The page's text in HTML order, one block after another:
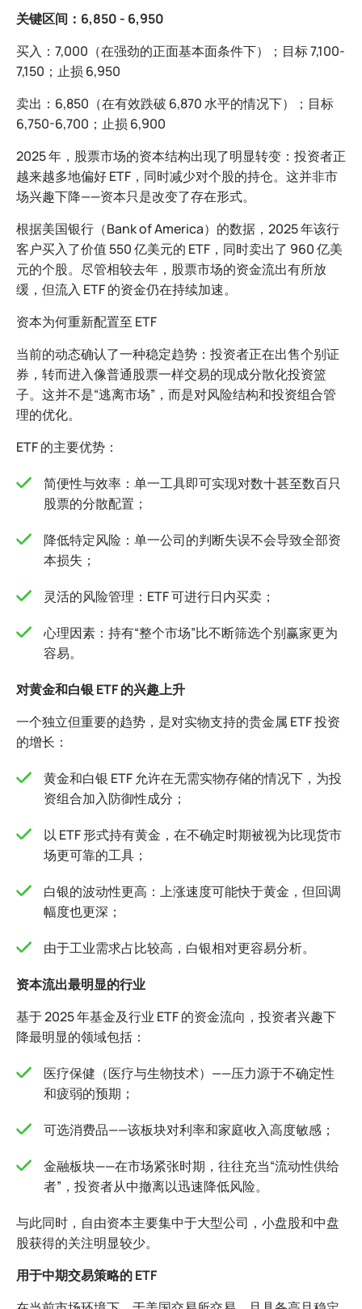
关键区间：6,850 - 6,950
买入：7,000（在强劲的正面基本面条件下）；目标 7,100-
7,150；止损 6,950
卖出：6,850（在有效跌破 6,870 水平的情况下）；目标
6,750-6,700；止损 6,900
2025 年，股票市场的资本结构出现了明显转变：投资者正
越来越多地偏好 ETF，同时减少对个股的持仓。这并非市
场兴趣下降——资本只是改变了存在形式。
根据美国银行（Bank of America）的数据，2025 年该行
客户买入了价值 550 亿美元的 ETF，同时卖出了 960 亿美
元的个股。尽管相较去年，股票市场的资金流出有所放
缓，但流入 ETF 的资金仍在持续加速。
资本为何重新配置至 ETF
当前的动态确认了一种稳定趋势：投资者正在出售个别证
券，转而进入像普通股票一样交易的现成分散化投资篮
子。这并不是“逃离市场”，而是对风险结构和投资组合管
理的优化。
ETF 的主要优势：
简便性与效率：单一工具即可实现对数十甚至数百只
股票的分散配置；
降低特定风险：单一公司的判断失误不会导致全部资
本损失；
灵活的风险管理：ETF 可进行日内买卖；
心理因素：持有“整个市场”比不断筛选个别赢家更为
容易。
对黄金和白银 ETF 的兴趣上升
一个独立但重要的趋势，是对实物支持的贵金属 ETF 投资
的增长：
黄金和白银 ETF 允许在无需实物存储的情况下，为投
资组合加入防御性成分；
以 ETF 形式持有黄金，在不确定时期被视为比现货市
场更可靠的工具；
白银的波动性更高：上涨速度可能快于黄金，但回调
幅度也更深；
由于工业需求占比较高，白银相对更容易分析。
资本流出最明显的行业
基于 2025 年基金及行业 ETF 的资金流向，投资者兴趣下
降最明显的领域包括：
医疗保健（医疗与生物技术）——压力源于不确定性
和疲弱的预期；
可选消费品——该板块对利率和家庭收入高度敏感；
金融板块——在市场紧张时期，往往充当“流动性供给
者”，投资者从中撤离以迅速降低风险。
与此同时，自由资本主要集中于大型公司，小盘股和中盘
股获得的关注明显较少。
用于中期交易策略的 ETF